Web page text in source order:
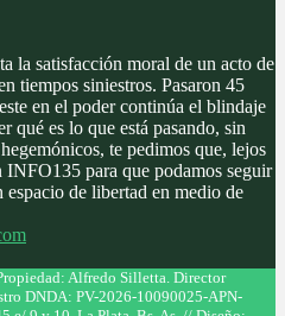
la satisfacción moral de un acto de
tiempos siniestros. Pasaron 45
en el poder continúa el blindaje
qué es lo que está pasando, sin
te pedimos que, lejos
INFO135 para que podamos seguir
de libertad en medio de
Alfredo Silletta. Director
DNDA: PV-2026-10090025-APN-